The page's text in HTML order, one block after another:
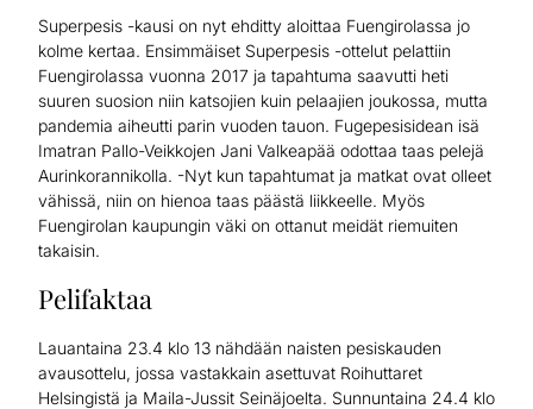
Superpesis -kausi on nyt ehditty aloittaa Fuengirolassa jo
kolme kertaa. Ensimmäiset Superpesis -ottelut pelattiin
Fuengirolassa vuonna 2017 ja tapahtuma saavutti heti
suuren suosion niin katsojien kuin pelaajien joukossa, mutta
pandemia aiheutti parin vuoden tauon. Fugepesisidean isä
Imatran Pallo-Veikkojen Jani Valkeapää odottaa taas pelejä
Aurinkorannikolla. -Nyt kun tapahtumat ja matkat ovat olleet
vähissä, niin on hienoa taas päästä liikkeelle. Myös
Fuengirolan kaupungin väki on ottanut meidät riemuiten
takaisin.
Pelifaktaa
Lauantaina 23.4 klo 13 nähdään naisten pesiskauden
avausottelu, jossa vastakkain asettuvat Roihuttaret
Helsingistä ja Maila-Jussit Seinäjoelta. Sunnuntaina 24.4 klo